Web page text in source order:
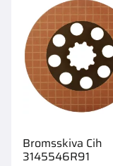
Bromsskiva Cih
3145546R91